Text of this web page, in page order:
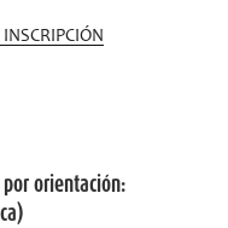
orientación: